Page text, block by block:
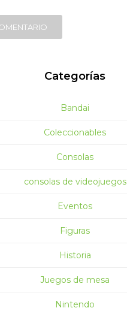
Categorías
Bandai
Coleccionables
Consolas
consolas de videojuegos
Eventos
Figuras
Historia
Juegos de mesa
Nintendo